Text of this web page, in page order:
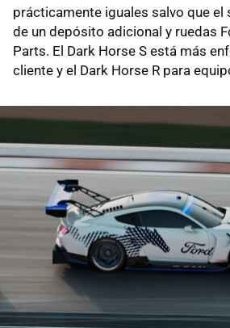
prácticamente iguales salvo que el
de un depósito adicional y ruedas
Parts. El Dark Horse S está más
cliente y el Dark Horse R para